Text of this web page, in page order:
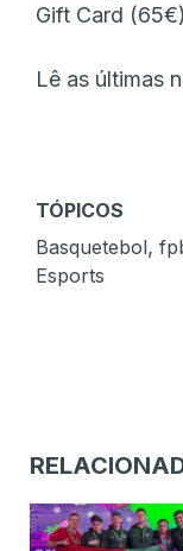
Gift Card
Lê as últimas
TÓPICOS
Basquetebol,
Esports